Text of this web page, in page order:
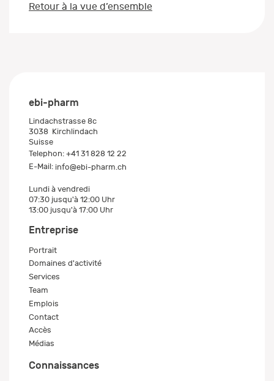
Retour à la vue d’ensemble
ebi-pharm
Lindachstrasse 8c
3038 Kirchlindach
Suisse
Telephon: +41 31 828 12 22
E-Mail: info@ebi-pharm.ch
Lundi à vendredi
07:30 jusqu'à 12:00 Uhr
13:00 jusqu'à 17:00 Uhr
Entreprise
Portrait
Domaines d'activité
Services
Team
Emplois
Contact
Accès
Médias
Connaissances